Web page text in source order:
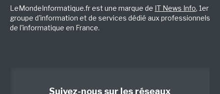
LeMondeInformatique.fr est une marque de IT News Info, 1er
groupe d'information et de services dédié aux professionnels
de l'informatique en France.
Suivez-nous sur les réseaux